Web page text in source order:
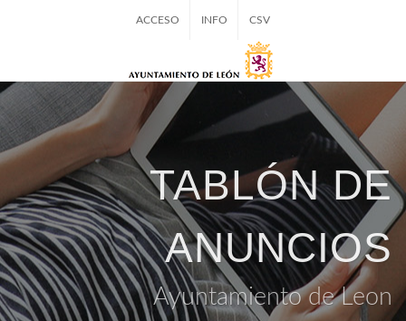
ACCESO INFO CSV
TABLÓN DE
ANUNCIOS
Ayuntamiento de Leon